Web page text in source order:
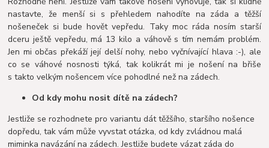
nastavte, že menší si s přehledem nahodíte na záda a těžší
nošeneček si bude hovět vepředu. Taky moc ráda nosím starší
dceru ještě vepředu, má 13 kilo a váhově s tím nemám problém.
Jen mi občas překáží její delší nohy, nebo vyčnívající hlava :-), ale
co se váhové nosnosti týká, tak kolikrát mi je nošení na břiše
s takto velkým nošencem více pohodlné než na zádech.
Od kdy mohu nosit dítě na zádech?
Jestliže se rozhodnete pro variantu dát těžšího, staršího nošence
dopředu, tak vám může vyvstat otázka, od kdy zvládnou malá
miminka navázání na zádech. Jestliže budete vázat záda do